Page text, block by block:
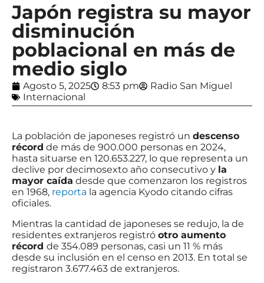
Japón registra su mayor
disminución
poblacional en más de
medio siglo
Agosto 5, 2025 8:53 pm
Radio San Miguel
Internacional
La población de japoneses registró un descenso
récord de más de 900.000 personas en 2024,
hasta situarse en 120.653.227, lo que representa un
declive por decimosexto año consecutivo y la
mayor caída desde que comenzaron los registros
en 1968, reporta la agencia Kyodo citando cifras
oficiales.
Mientras la cantidad de japoneses se redujo, la de
residentes extranjeros registró otro aumento
récord de 354.089 personas, casi un 11 % más
desde su inclusión en el censo en 2013. En total se
registraron 3.677.463 de extranjeros.